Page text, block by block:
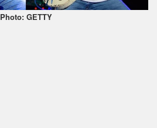
Photo: GETTY